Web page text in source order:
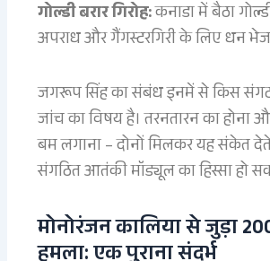
गोल्डी बरार गिरोह:कनाडा में बैठा
अपराध और गैंगस्टरगिरी के लिए धन
जगरूप सिंह का संबंध इनमें से किस
जांच का विषय है। तरनतारन का होना
बम लगाना – दोनों मिलकर यह संकेत
संगठित आतंकी मॉड्यूल का हिस्सा हो
मोनोरंजन कालिया से जुड़ा